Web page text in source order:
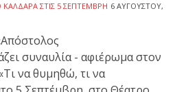
ΣΤΙΣ 5 ΣΕΠΤΈΜΒΡΗ 6 ΑΥΓΟΎΣΤΟΥ,
συναυλία - αφιέρωμα στον
να θυμηθώ, τι να